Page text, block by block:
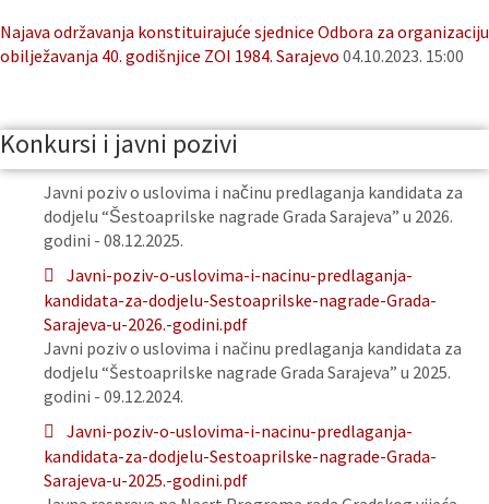
Najava održavanja konstituirajuće sjednice Odbora za organizaciju
obilježavanja 40. godišnjice ZOI 1984. Sarajevo 04.10.2023. 15:00
Konkursi i javni pozivi
Javni poziv o uslovima i načinu predlaganja kandidata za
dodjelu “Šestoaprilske nagrade Grada Sarajeva” u 2026.
godini - 08.12.2025.
Javni-poziv-o-uslovima-i-nacinu-predlaganja-
kandidata-za-dodjelu-Sestoaprilske-nagrade-Grada-
Sarajeva-u-2026.-godini.pdf
Javni poziv o uslovima i načinu predlaganja kandidata za
dodjelu “Šestoaprilske nagrade Grada Sarajeva” u 2025.
godini - 09.12.2024.
Javni-poziv-o-uslovima-i-nacinu-predlaganja-
kandidata-za-dodjelu-Sestoaprilske-nagrade-Grada-
Sarajeva-u-2025.-godini.pdf